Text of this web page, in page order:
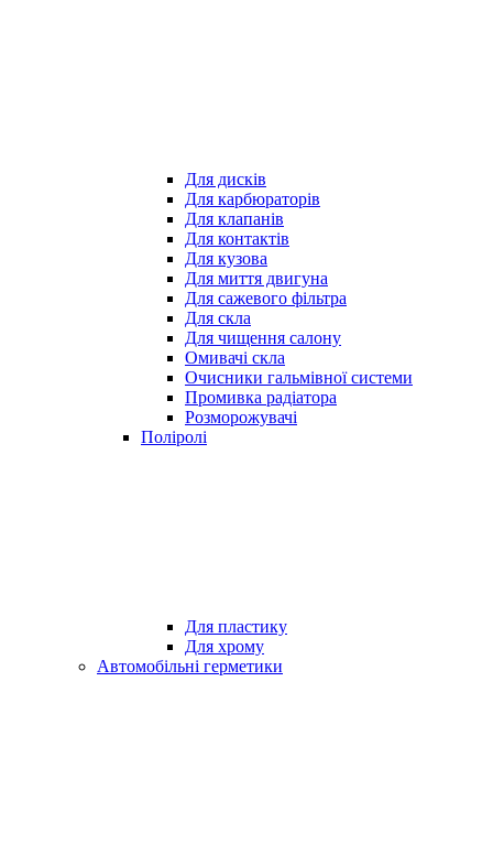
Для дисків
Для карбюраторів
Для клапанів
Для контактів
Для кузова
Для миття двигуна
Для сажевого фільтра
Для скла
Для чищення салону
Омивачі скла
Очисники гальмівної системи
Промивка радіатора
Розморожувачі
Поліролі
Для пластику
Для хрому
Автомобільні герметики